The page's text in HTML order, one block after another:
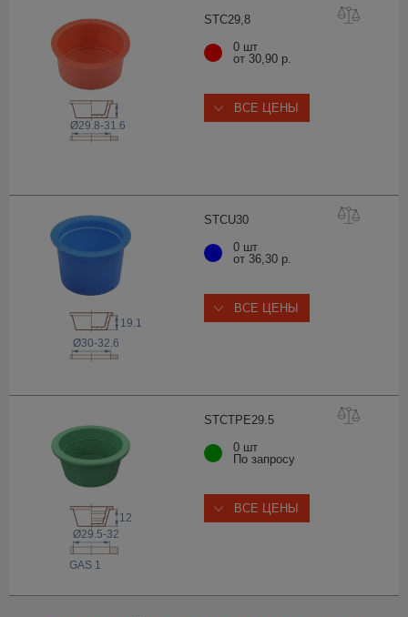
STC29,8
Ø29.8-31.6
0 шт
от 30,90 р.
ВСЕ ЦЕНЫ
STCU30
Ø30-32.6
19.1
0 шт
от 36,30 р.
ВСЕ ЦЕНЫ
STCTPE29.5
12
Ø29.5-32
GAS 1
0 шт
По запросу
ВСЕ ЦЕНЫ